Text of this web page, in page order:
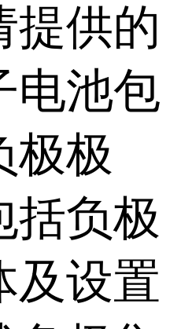
提供的
电池包
极极
括负极
及设置